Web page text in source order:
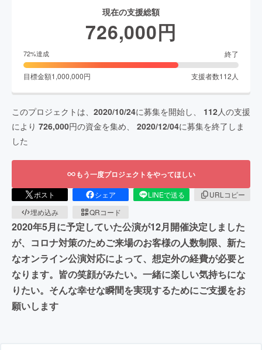
現在の支援総額
726,000円
72%達成 終了
目標金額1,000,000円 支援者数112 人
このプロジェクトは、 2020/10/24に募集を開始し、 112人の支援
により 726,000円の資金を集め、 2020/12/04に募集を終了しま
した
もう一度プロジェクトをやってほしい
ポスト シェア LINEで送る
URLコピー
埋め込み
QRコード
2020年5月に予定していた公演が12月開催決定しました
が、コロナ対策のためご来場のお客様の人数制限、新た
なオンライン公演対応によって、想定外の経費が必要と
なります。皆の笑顔がみたい。一緒に楽しい気持ちにな
りたい。そんな幸せな瞬間を実現するためにご支援をお
願いします